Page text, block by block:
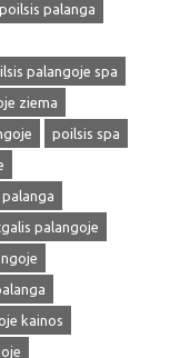
poilsis palanga
palangoje spa
ziema
poilsis spa
palangoje
kainos